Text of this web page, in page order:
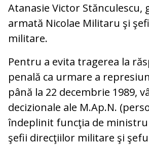
Atanasie Victor Stănculescu,
armată Nicolae Militaru şi
militare.
Pentru a evita tragerea la
penală ca urmare a
până la 22 decembrie 1989,
decizionale ale M.Ap.N.
îndeplinit funcţia de
şefii direcţiilor militare şi